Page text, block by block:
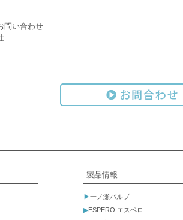
問い合わせ
製品情報
▶一ノ瀬バルブ
▶ESPERO エスペロ